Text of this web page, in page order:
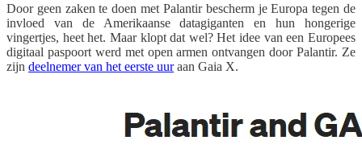
Door geen zaken te doen met Palantir bescherm je Europa tegen de
invloed van de Amerikaanse datagiganten en hun hongerige
vingertjes, heet het. Maar klopt dat wel? Het idee van een Europees
digitaal paspoort werd met open armen ontvangen door Palantir. Ze
zijn deelnemer van het eerste uuraan Gaia X.